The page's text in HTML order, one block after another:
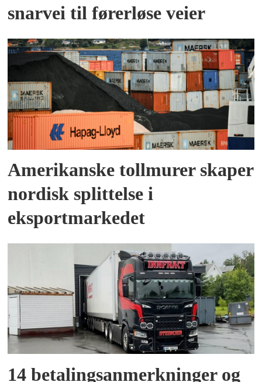
snarvei til førerløse veier
Amerikanske tollmurer skaper
nordisk splittelse i
eksportmarkedet
14 betalingsanmerkninger og